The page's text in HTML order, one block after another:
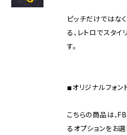
ピッチだけではな
る、レトロでスタ
す。
◾︎オリジナルフォ
こちらの商品は、
るオプションをお選